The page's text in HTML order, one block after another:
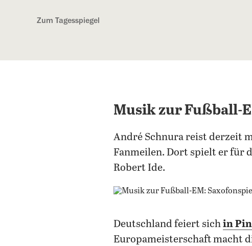
Zum Tagesspiegel
Musik zur Fußball-
André Schnura reist derzeit
Fanmeilen. Dort spielt er für
Robert Ide.
Deutschland feiert sichin
Europameisterschaft macht